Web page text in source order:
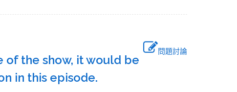
問題討論
of the show, it would be
in this episode.